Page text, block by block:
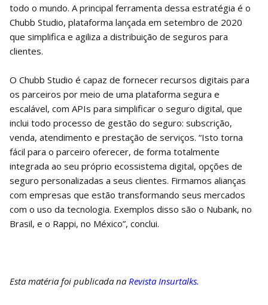
todo o mundo. A principal ferramenta dessa estratégia é o
Chubb Studio, plataforma lançada em setembro de 2020
que simplifica e agiliza a distribuição de seguros para
clientes.
O Chubb Studio é capaz de fornecer recursos digitais para
os parceiros por meio de uma plataforma segura e
escalável, com APIs para simplificar o seguro digital, que
inclui todo processo de gestão do seguro: subscrição,
venda, atendimento e prestação de serviços. “Isto torna
fácil para o parceiro oferecer, de forma totalmente
integrada ao seu próprio ecossistema digital, opções de
seguro personalizadas a seus clientes. Firmamos alianças
com empresas que estão transformando seus mercados
com o uso da tecnologia. Exemplos disso são o Nubank, no
Brasil, e o Rappi, no México”, conclui.
Esta matéria foi publicada na Revista Insurtalks.